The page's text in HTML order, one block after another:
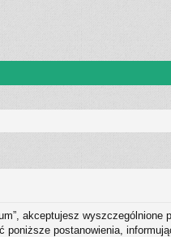
akceptujesz
poniższe postanowienia,